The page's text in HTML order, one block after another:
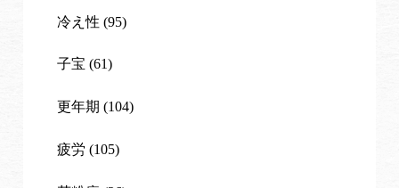
冷え性 (95)
子宝 (61)
更年期 (104)
疲労 (105)